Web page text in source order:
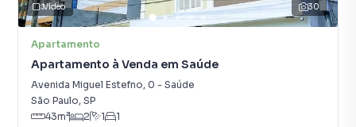
30
Vídeo
Apartamento
Apartamento à Venda em Saúde
Avenida Miguel Estefno, 0 - Saúde
São Paulo, SP
43m² 2 1 1